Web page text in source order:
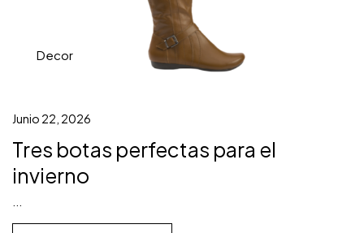
Decor
Junio 22, 2026
Tres botas perfectas para el
invierno